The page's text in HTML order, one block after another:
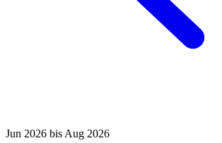
Jun 2026 bis Aug 2026